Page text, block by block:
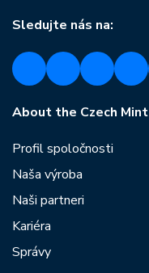
Sledujte nás na:
About the Czech Mint
Profil spoločnosti
Naša výroba
Naši partneri
Kariéra
Správy